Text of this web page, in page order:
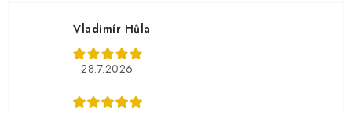
Vladimír Hůla
28.7.2026